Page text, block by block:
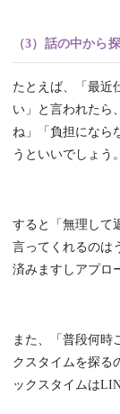
（3）話の中から
たとえば、「最近
い」と言われたら
ね」「負担になら
うといいでしょう。
すると「無理して
言ってくれるのは
済みますしアプロ
また、「普段何時
クスタイムを探る
ックスタイムは